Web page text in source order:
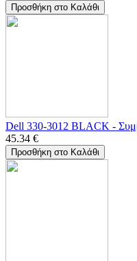
Προσθήκη στο Καλάθι
Dell 330-3012 BLACK -
45.34 €
Προσθήκη στο Καλάθι